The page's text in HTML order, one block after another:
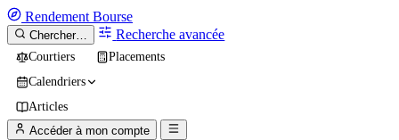
Rendement Bourse
Chercher… Recherche avancée
Courtiers
Placements
Calendriers
Articles
Accéder à mon compte